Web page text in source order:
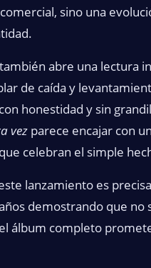
sino una
abre una lectura
de caída y
honestidad y sin
vez parece encajar con
celebran el simple
lanzamiento es
demostrando que no
álbum completo